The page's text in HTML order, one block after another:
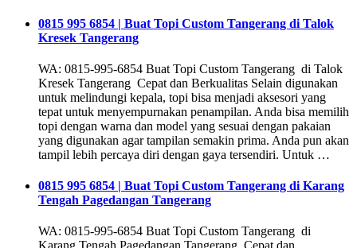
0815 995 6854 | Buat Topi Custom Tangerang di Talok
Kresek Tangerang
WA: 0815-995-6854 Buat Topi Custom Tangerang di Talok
Kresek Tangerang Cepat dan Berkualitas Selain digunakan
untuk melindungi kepala, topi bisa menjadi aksesori yang
tepat untuk menyempurnakan penampilan. Anda bisa memilih
topi dengan warna dan model yang sesuai dengan pakaian
yang digunakan agar tampilan semakin prima. Anda pun akan
tampil lebih percaya diri dengan gaya tersendiri. Untuk …
0815 995 6854 | Buat Topi Custom Tangerang di Karang
Tengah Pagedangan Tangerang
WA: 0815-995-6854 Buat Topi Custom Tangerang di